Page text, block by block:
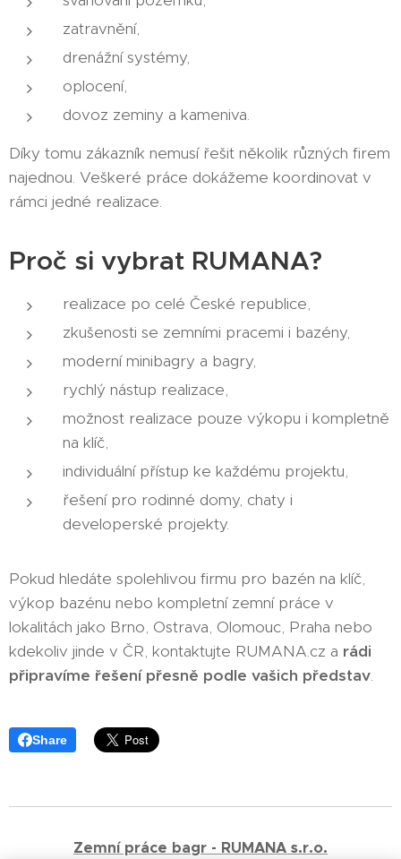
zatravnění,
drenážní systémy,
oplocení,
dovoz zeminy a kameniva.
Díky tomu zákazník nemusí řešit několik různých firem
najednou. Veškeré práce dokážeme koordinovat v
rámci jedné realizace.
Proč si vybrat RUMANA?
realizace po celé České republice,
zkušenosti se zemními pracemi i bazény,
moderní minibagry a bagry,
rychlý nástup realizace,
možnost realizace pouze výkopu i kompletně
na klíč,
individuální přístup ke každému projektu,
řešení pro rodinné domy, chaty i
developerské projekty.
Pokud hledáte spolehlivou firmu pro bazén na klíč,
výkop bazénu nebo kompletní zemní práce v
lokalitách jako Brno, Ostrava, Olomouc, Praha nebo
kdekoliv jinde v ČR, kontaktujte RUMANA.cz a rádi
připravíme řešení přesně podle vašich představ.
Share
Zemní práce bagr - RUMANA s.r.o.